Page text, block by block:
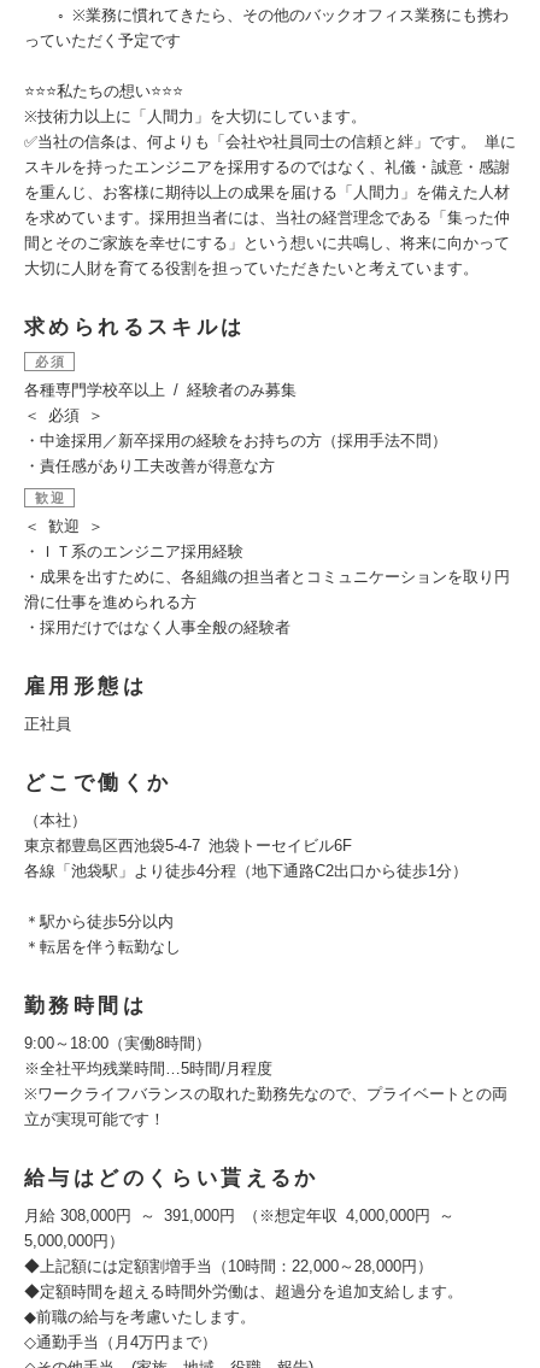
◦ ※業務に慣れてきたら、その他のバックオフィス業務にも携わ
っていただく予定です
⭐⭐⭐私たちの想い⭐⭐⭐
※技術力以上に「人間力」を大切にしています。
✅当社の信条は、何よりも「会社や社員同士の信頼と絆」です。 単に
スキルを持ったエンジニアを採用するのではなく、礼儀・誠意・感謝
を重んじ、お客様に期待以上の成果を届ける「人間力」を備えた人材
を求めています。採用担当者には、当社の経営理念である「集った仲
間とそのご家族を幸せにする」という想いに共鳴し、将来に向かって
大切に人財を育てる役割を担っていただきたいと考えています。
求められるスキルは
必須
各種専門学校卒以上 / 経験者のみ募集
＜ 必須 ＞
・中途採用／新卒採用の経験をお持ちの方（採用手法不問）
・責任感があり工夫改善が得意な方
歓迎
＜ 歓迎 ＞
・ＩＴ系のエンジニア採用経験
・成果を出すために、各組織の担当者とコミュニケーションを取り円
滑に仕事を進められる方
・採用だけではなく人事全般の経験者
雇用形態は
正社員
どこで働くか
（本社）
東京都豊島区西池袋5-4-7 池袋トーセイビル6F
各線「池袋駅」より徒歩4分程（地下通路C2出口から徒歩1分）
＊駅から徒歩5分以内
＊転居を伴う転勤なし
勤務時間は
9:00～18:00（実働8時間）
※全社平均残業時間…5時間/月程度
※ワークライフバランスの取れた勤務先なので、プライベートとの両
立が実現可能です！
給与はどのくらい貰えるか
月給 308,000円 ～ 391,000円 （※想定年収 4,000,000円 ～
5,000,000円）
◆上記額には定額割増手当（10時間：22,000～28,000円）
◆定額時間を超える時間外労働は、超過分を追加支給します。
◆前職の給与を考慮いたします。
◇通勤手当（月4万円まで）